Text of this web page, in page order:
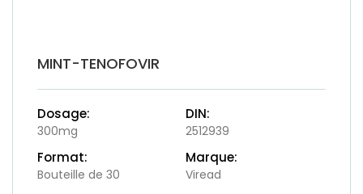
MINT-TENOFOVIR
Dosage:
300mg
DIN:
2512939
Format:
Bouteille de 30
Marque:
Viread